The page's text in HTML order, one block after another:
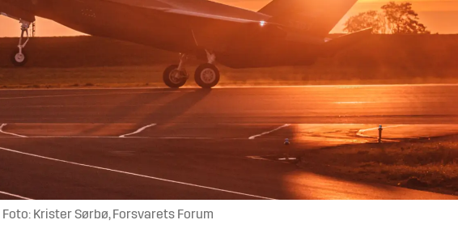
Foto: Krister Sørbø, Forsvarets Forum